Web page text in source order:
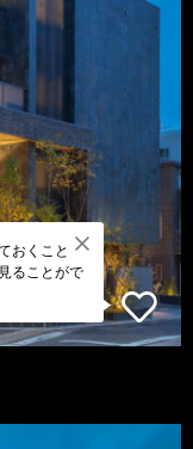
おくこと
ることがで